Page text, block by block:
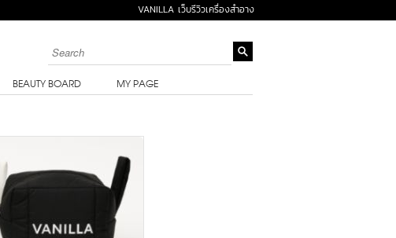
VANILLA เว็บรีวิวเครื่องสำอาง
BEAUTY BOARD MY PAGE